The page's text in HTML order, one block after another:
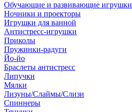
Обучающие и развивающие игрушки
Ночники и проекторы
Игрушки для ванной
Антистресс-игрушки
Приколы
Пружинки-радуги
Йо-йо
Браслеты антистресс
Липучки
Мялки
Лизуны/Слаймы/Слизи
Спиннеры